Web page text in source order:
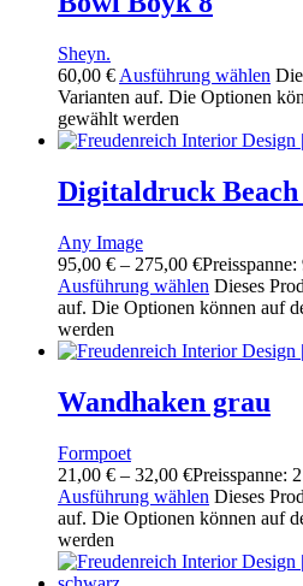
Sheyn.
60,00 € Ausführung wählen
Varianten auf. Die Optionen
gewählt werden
Digitaldruck
Any Image
95,00 € – 275,00 €
Ausführung wählen Dieses
auf. Die Optionen können auf
werden
Wandhaken grau
Formpoet
21,00 € – 32,00 €Preisspanne:
Ausführung wählen Dieses
auf. Die Optionen können auf
werden